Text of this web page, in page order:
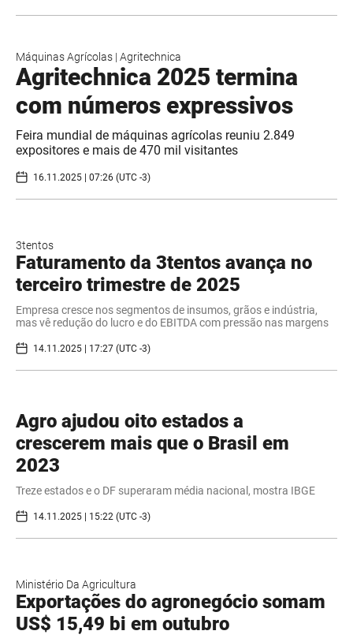
Máquinas Agrícolas | Agritechnica
Agritechnica 2025 termina
com números expressivos
Feira mundial de máquinas agrícolas reuniu 2.849
expositores e mais de 470 mil visitantes
16.11.2025 | 07:26 (UTC -3)
3tentos
Faturamento da 3tentos avança no
terceiro trimestre de 2025
Empresa cresce nos segmentos de insumos, grãos e indústria,
mas vê redução do lucro e do EBITDA com pressão nas margens
14.11.2025 | 17:27 (UTC -3)
Agro ajudou oito estados a
crescerem mais que o Brasil em
2023
Treze estados e o DF superaram média nacional, mostra IBGE
14.11.2025 | 15:22 (UTC -3)
Ministério Da Agricultura
Exportações do agronegócio somam
US$ 15,49 bi em outubro